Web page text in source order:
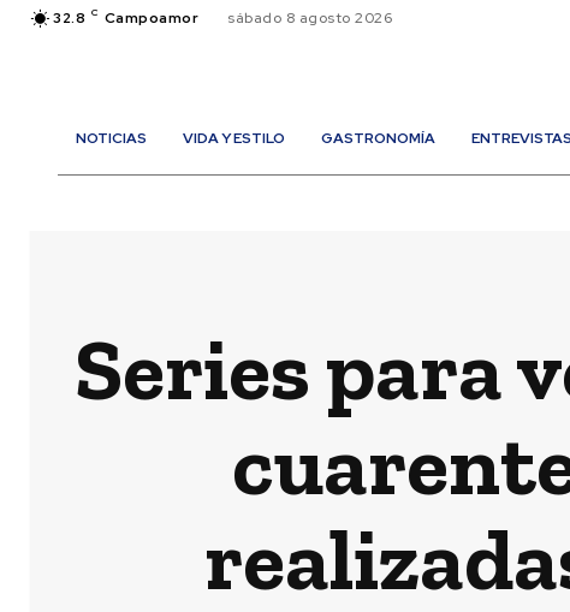
32.8 C Campoamor sábado 8 agosto 2026
NOTICIAS VIDA Y ESTILO GASTRONOMÍA ENTREVISTAS
Series para